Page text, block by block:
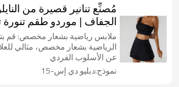
مُصنِّع تنانير قصيرة من
الجفاف | موردو طقم
للنساء
ملابس رياضية بشعار مخصص: قم
الرياضية بشعار مخصص، مثالي
عن الأسلوب الفردي
نموذج:دبليو دي إس-15